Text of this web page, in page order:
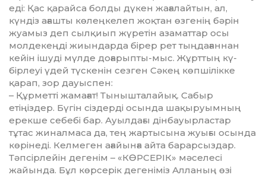
еді: Қас қарайса болды дүкен жағалайтын, ал,
күндіз ағашты кө­леңкелеп жоқтан өзгенің бәрін
жуамыз деп сылқиып жүретін аза­маттар осы
молдекеңді жиындарда бірер рет тыңдағаннан
кейін ішуді мүл­де доғарыпты-мыс. Жұрттың кү­
бірлеуі үдей түскенін сезген Сәкең көпшілікке
қарап, зор дауыспен:
– Құрметті жамағат! Тыныш­та­лайық. Сабыр
етіңіздер. Бүгін сіз­дер­ді осында шақыруымның
ерекше себебі бар. Ауылдағы дінбауырластар
тұтас жиналмаса да, тең жартысына жуығы осында
көрінеді. Келмеген ағайынға айта барарсыздар.
Тәпсірлейін дегенім – «КӨР­СЕ­РІК» мәселесі
жайында. Бұл көрсе­рік дегеніміз Алланың өзі